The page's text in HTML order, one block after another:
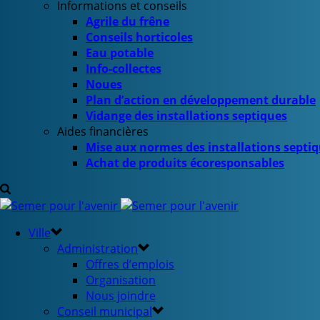
Informations et conseils
Agrile du frêne
Conseils horticoles
Eau potable
Info-collectes
Noues
Plan d’action en développement durable
Vidange des installations septiques
Aides financières
Mise aux normes des installations
Achat de produits écoresponsables
Ville
Administration
Offres d’emplois
Organisation
Nous joindre
Conseil municipal